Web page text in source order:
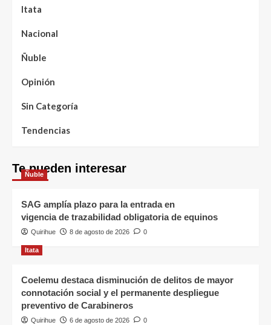
Itata
Nacional
Ñuble
Opinión
Sin Categoría
Tendencias
Te pueden interesar
Ñuble
SAG amplía plazo para la entrada en
vigencia de trazabilidad obligatoria de equinos
Quirihue 8 de agosto de 2026 0
Itata
Coelemu destaca disminución de delitos de mayor
connotación social y el permanente despliegue
preventivo de Carabineros
Quirihue 6 de agosto de 2026 0